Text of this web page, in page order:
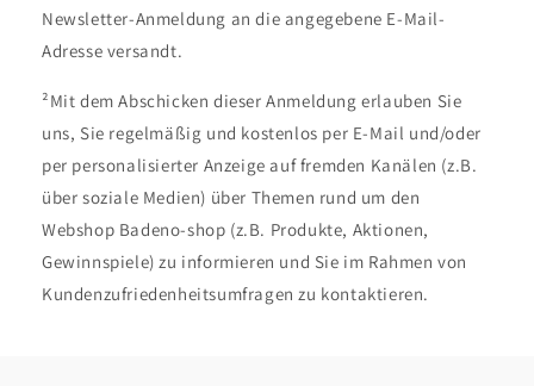
Newsletter-Anmeldung an die angegebene E-Mail-
Adresse versandt.
²Mit dem Abschicken dieser Anmeldung erlauben Sie
uns, Sie regelmäßig und kostenlos per E-Mail und/oder
per personalisierter Anzeige auf fremden Kanälen (z.B.
über soziale Medien) über Themen rund um den
Webshop Badeno-shop (z.B. Produkte, Aktionen,
Gewinnspiele) zu informieren und Sie im Rahmen von
Kundenzufriedenheitsumfragen zu kontaktieren.